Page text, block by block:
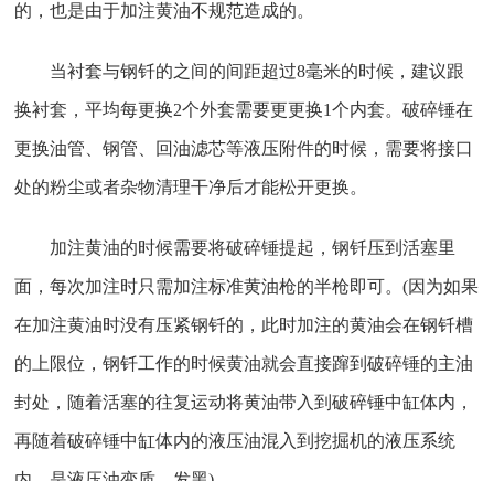
的，也是由于加注黄油不规范造成的。
当衬套与钢钎的之间的间距超过8毫米的时候，建议跟
换衬套，平均每更换2个外套需要更更换1个内套。破碎锤在
更换油管、钢管、回油滤芯等液压附件的时候，需要将接口
处的粉尘或者杂物清理干净后才能松开更换。
加注黄油的时候需要将破碎锤提起，钢钎压到活塞里
面，每次加注时只需加注标准黄油枪的半枪即可。(因为如果
在加注黄油时没有压紧钢钎的，此时加注的黄油会在钢钎槽
的上限位，钢钎工作的时候黄油就会直接蹿到破碎锤的主油
封处，随着活塞的往复运动将黄油带入到破碎锤中缸体内，
再随着破碎锤中缸体内的液压油混入到挖掘机的液压系统